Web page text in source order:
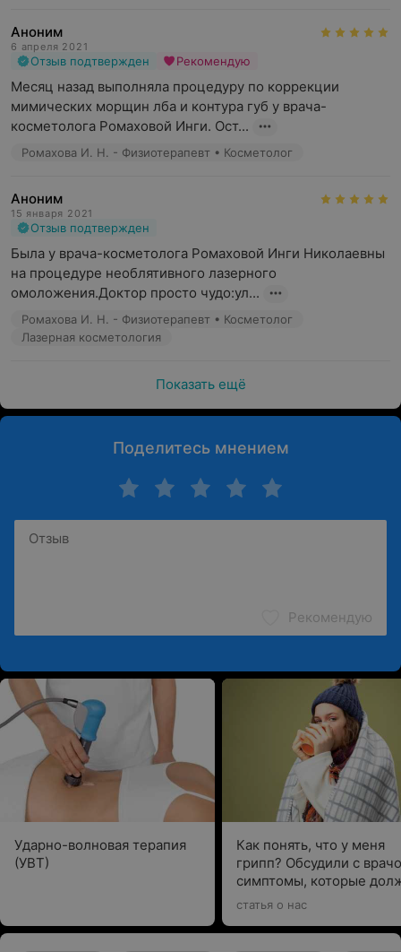
Аноним
6 апреля 2021
Отзыв подтвержден Рекомендую
Месяц назад выполняла процедуру по коррекции
мимических морщин лба и контура губ у врача-
косметолога Ромаховой Инги. Ост...
Ромахова И. Н. - Физиотерапевт • Косметолог
Аноним
15 января 2021
Отзыв подтвержден
Была у врача-косметолога Ромаховой Инги Николаевны
на процедуре необлятивного лазерного
омоложения.Доктор просто чудо:ул...
Ромахова И. Н. - Физиотерапевт • Косметолог
Лазерная косметология
Показать ещё
Поделитесь мнением
Рекомендую
Ударно-волновая терапия
(УВТ)
Как понять, что у меня
грипп? Обсудили с
симптомы, которые
насторожить
статья о нас